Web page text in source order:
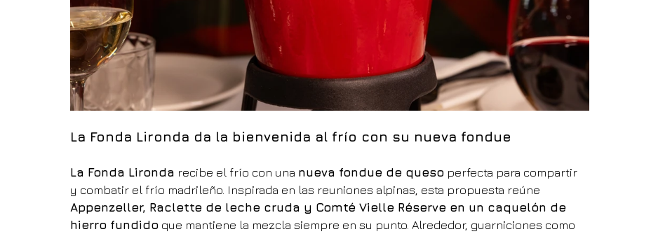
La Fonda Lironda da la bienvenida al frío con su nueva fondue
La Fonda Lironda recibe el frío con una nueva fondue de queso perfecta para compartir
y combatir el frío madrileño. Inspirada en las reuniones alpinas, esta propuesta reúne
Appenzeller, Raclette de leche cruda y Comté Vielle Réserve en un caquelón de
hierro fundido que mantiene la mezcla siempre en su punto. Alrededor, guarniciones como